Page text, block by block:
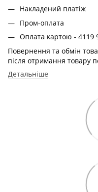
Накладений платіж
Пром-оплата
Оплата картою - 4119
Повернення та обмін
після отримання товару
Детальніше